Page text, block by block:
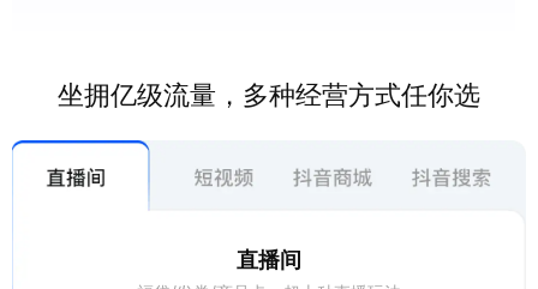
坐拥亿级流量，多种经营方式任你选
直播间